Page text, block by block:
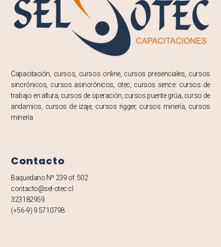
Capacitación, cursos, cursos online, cursos presenciales, cursos
sincrónicos, cursos asincrónicos, otec, cursos sence. cursos de
trabajo en altura, cursos de operación, cursos puente grúa, curso de
andamios, cursos de izaje, cursos rigger, cursos minería, cursos
minería.
Contacto
Baquedano Nº 239 of. 502
contacto@sel-otec.cl
323182959
(+56-9) 9 5710798